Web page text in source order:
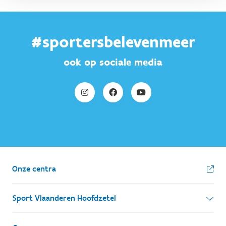
#sportersbelevenmeer
ook op sociale media
Onze centra
Sport Vlaanderen Hoofdzetel
Simon Bolivarlaan 17